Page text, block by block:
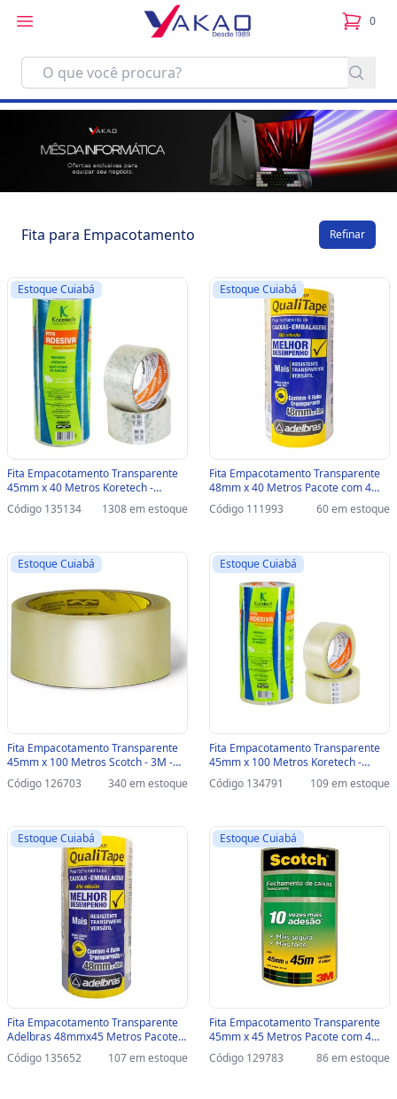
0
itens
Fita para Empacotamento Refinar
Estoque Cuiabá
Fita Empacotamento Transparente
45mm x 40 Metros Koretech -
Pacote com 5 Unidades -
12.10.4.0046 - 12.10.4.0046
Código 135134 1308 em estoque
Estoque Cuiabá
Fita Empacotamento Transparente
48mm x 40 Metros Pacote com 4
Unidades - Adelbras - 0811000018 -
0811000018
Código 111993 60 em estoque
Estoque Cuiabá
Fita Empacotamento Transparente
45mm x 100 Metros Scotch - 3M -
Unitário - HB004640734 -
HB004640734
Código 126703 340 em estoque
Estoque Cuiabá
Fita Empacotamento Transparente
45mm x 100 Metros Koretech -
Pacote com 5 Unidades -
12.10.4.0131 - 12.10.4.0131
Código 134791 109 em estoque
Estoque Cuiabá
Fita Empacotamento Transparente
Adelbras 48mmx45 Metros Pacote
com 4 Unidades - 0811000019 -
0811000019
Código 135652 107 em estoque
Estoque Cuiabá
Fita Empacotamento Transparente
45mm x 45 Metros Pacote com 4
Unidades - Scotch - 3M -
HB004031199 - HB004031199
Código 129783 86 em estoque